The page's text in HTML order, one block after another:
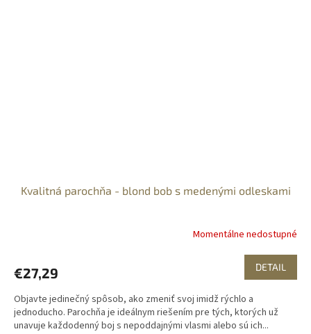
Kvalitná parochňa - blond bob s medenými odleskami
Momentálne nedostupné
€27,29 DETAIL
Objavte jedinečný spôsob, ako zmeniť svoj imidž rýchlo a
jednoducho. Parochňa je ideálnym riešením pre tých, ktorých už
unavuje každodenný boj s nepoddajnými vlasmi alebo sú ich...